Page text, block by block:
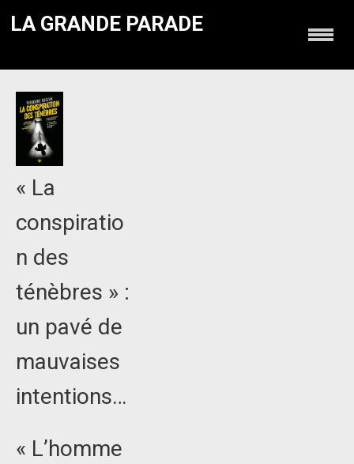
LA GRANDE PARADE
« La
conspiratio
n des
ténèbres » :
un pavé de
mauvaises
intentions…
« L’homme